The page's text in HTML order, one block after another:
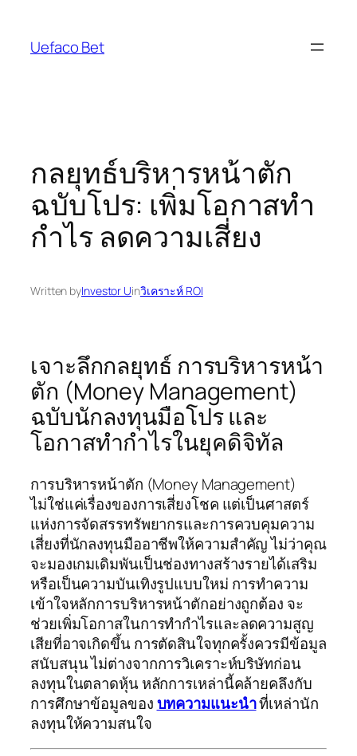
content
Uefaco Bet
กลยุทธ์บริหารหน้าตัก
ฉบับโปร: เพิ่มโอกาสทำ
กำไร ลดความเสี่ยง
Written byInvestor Uinวิเคราะห์ ROI
เจาะลึกกลยุทธ์ การบริหารหน้า
ตัก (Money Management)
ฉบับนักลงทุนมือโปร และ
โอกาสทำกำไรในยุคดิจิทัล
การบริหารหน้าตัก (Money Management)
ไม่ใช่แค่เรื่องของการเสี่ยงโชค แต่เป็นศาสตร์
แห่งการจัดสรรทรัพยากรและการควบคุมความ
เสี่ยงที่นักลงทุนมืออาชีพให้ความสำคัญ ไม่ว่าคุณ
จะมองเกมเดิมพันเป็นช่องทางสร้างรายได้เสริม
หรือเป็นความบันเทิงรูปแบบใหม่ การทำความ
เข้าใจหลักการบริหารหน้าตักอย่างถูกต้อง จะ
ช่วยเพิ่มโอกาสในการทำกำไรและลดความสูญ
เสียที่อาจเกิดขึ้น การตัดสินใจทุกครั้งควรมีข้อมูล
สนับสนุน ไม่ต่างจากการวิเคราะห์บริษัทก่อน
ลงทุนในตลาดหุ้น หลักการเหล่านี้คล้ายคลึงกับ
การศึกษาข้อมูลของบทความแนะนำที่เหล่านัก
ลงทุนให้ความสนใจ